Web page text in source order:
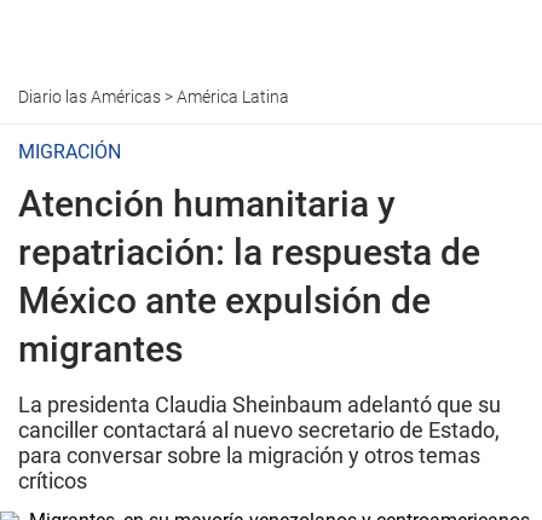
Diario las Américas>América Latina
MIGRACIÓN
Atención humanitaria y
repatriación: la respuesta de
México ante expulsión de
migrantes
La presidenta Claudia Sheinbaum adelantó que su
canciller contactará al nuevo secretario de Estado,
para conversar sobre la migración y otros temas
críticos